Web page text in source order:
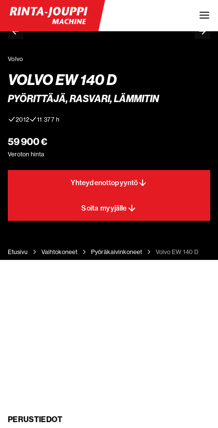
Volvo
VOLVO EW 140 D
PYÖRITTÄJÄ, RASVARI, LÄMMITIN
2012 11 377 h
59 900 €
Veroton hinta
Yhteydenottopyyntö
Soita myyjälle
Etusivu Vaihtokoneet Pyöräkaivinkoneet Volvo EW 140 D
PERUSTIEDOT